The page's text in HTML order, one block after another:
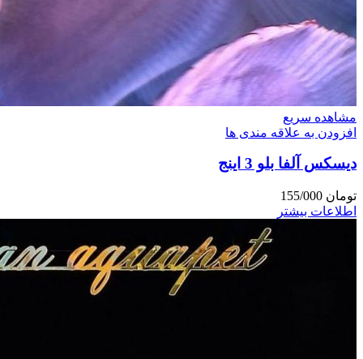
مشاهده سریع
افزودن به علاقه مندی ها
دیسکس آلفا بلو 3 اینج
تومان
اطلاعات بیشتر